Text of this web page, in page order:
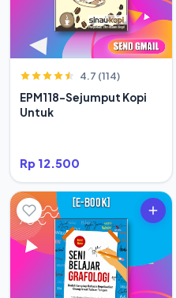
4.7 (114)
EPM118-Sejumput Kopi
Untuk
Rp 12.500